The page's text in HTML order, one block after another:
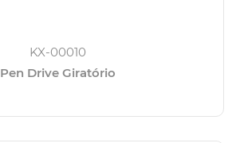
KX-00010
Pen Drive Giratório